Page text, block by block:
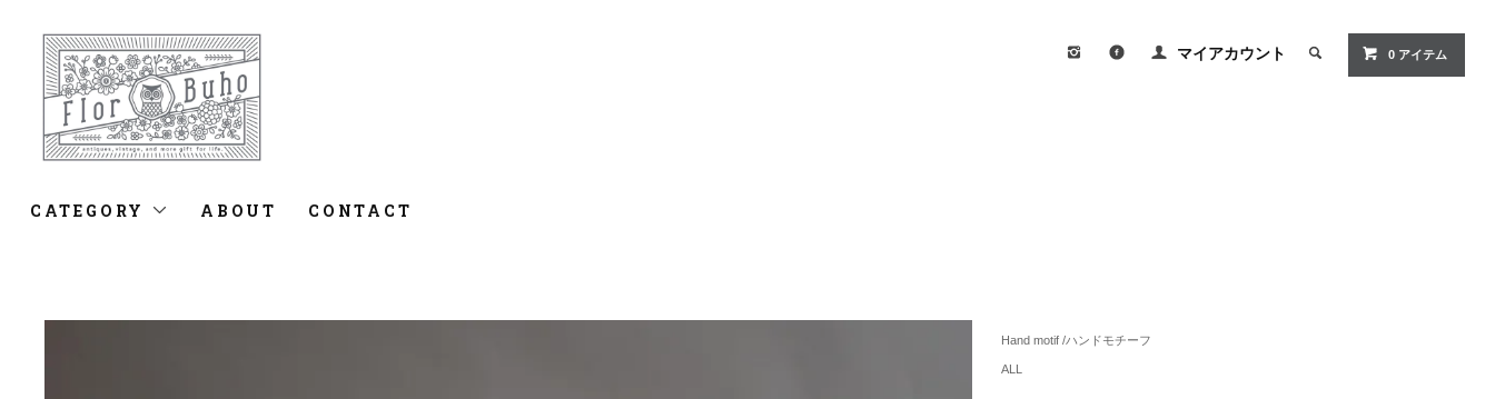
マイアカウント 0 アイテム
CATEGORY ABOUT CONTACT
Hand motif /ハンドモチーフ
ALL